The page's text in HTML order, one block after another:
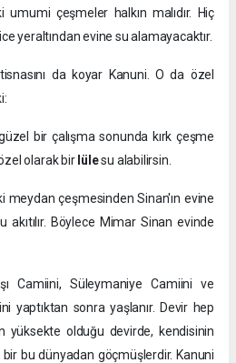
umumi çeşmeler halkın malıdır. Hiç
yeraltından evine su alamayacaktır.
da koyar Kanuni. O da özel
bir çalışma sonunda kırk çeşme
olarak birlülesu alabilirsin.
meydan çeşmesinden Sinan'ın evine
akıtılır. Böylece Mimar Sinan evinde
Camiini, Süleymaniye Camiini ve
yaptıktan sonra yaşlanır. Devir hep
yüksekte olduğu devirde, kendisinin
bu dünyadan göçmüşlerdir. Kanuni